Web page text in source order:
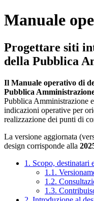
Manuale
Progettare siti
della Pubblica
Il Manuale operativo di
Pubblica
Pubblica Amministrazione
indicazioni operative per
realizzazione dei punti di
La versione aggiornata
design corrisponde alla
1. Scopo, destinatari
1.1.
1.2.
1.3.